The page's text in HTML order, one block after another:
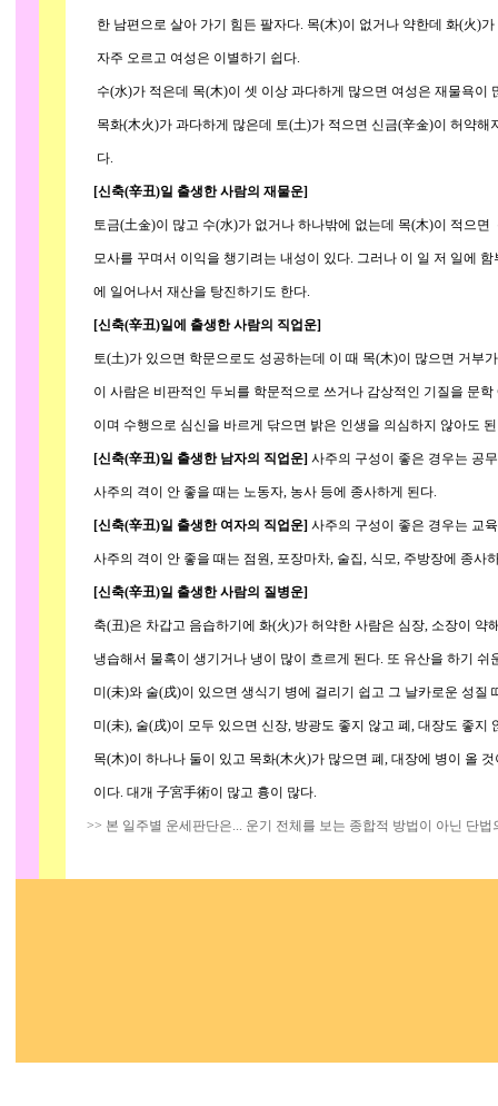
한 남편으로 살아 가기 힘든 팔자다. 목(木)이 없거나 약한데 화(火)가
자주 오르고 여성은 이별하기 쉽다.
수(水)가 적은데 목(木)이 셋 이상 과다하게 많으면 여성은 재물욕이
목화(木火)가 과다하게 많은데 토(土)가 적으면 신금(辛金)이 허약해
다.
[신축(辛丑)일 출생한 사람의 재물운]
토금(土金)이 많고 수(水)가 없거나 하나밖에 없는데 목(木)이 적으면
모사를 꾸며서 이익을 챙기려는 내성이 있다. 그러나 이 일 저 일에 함
에 일어나서 재산을 탕진하기도 한다.
[신축(辛丑)일에 출생한 사람의 직업운]
토(土)가 있으면 학문으로도 성공하는데 이 때 목(木)이 많으면 거부
이 사람은 비판적인 두뇌를 학문적으로 쓰거나 감상적인 기질을 문학
이며 수행으로 심신을 바르게 닦으면 밝은 인생을 의심하지 않아도
[신축(辛丑)일 출생한 남자의 직업운] 사주의 구성이 좋은 경우는 공
사주의 격이 안 좋을 때는 노동자, 농사 등에 종사하게 된다.
[신축(辛丑)일 출생한 여자의 직업운] 사주의 구성이 좋은 경우는 교
사주의 격이 안 좋을 때는 점원, 포장마차, 술집, 식모, 주방장에 종사
[신축(辛丑)일 출생한 사람의 질병운]
축(丑)은 차갑고 음습하기에 화(火)가 허약한 사람은 심장, 소장이 약
냉습해서 물혹이 생기거나 냉이 많이 흐르게 된다. 또 유산을 하기 쉬
미(未)와 술(戌)이 있으면 생식기 병에 걸리기 쉽고 그 날카로운 성질
미(未), 술(戌)이 모두 있으면 신장, 방광도 좋지 않고 폐, 대장도 좋지
목(木)이 하나나 둘이 있고 목화(木火)가 많으면 폐, 대장에 병이 올 것
이다. 대개 子宮手術이 많고 흉이 많다.
>> 본 일주별 운세판단은... 운기 전체를 보는 종합적 방법이 아닌 단법